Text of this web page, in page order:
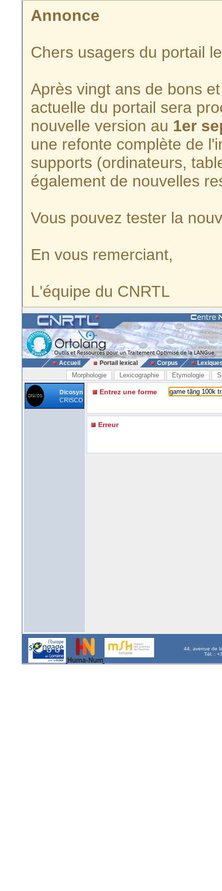
Annonce
Chers usagers du portail
Après vingt ans de bons
actuelle du portail sera
nouvelle version au 1er
une refonte complète de
supports (ordinateurs,
également de nouvelles
Vous pouvez tester la
En vous remerciant,
L'équipe du CNRTL
Accueil Portail lexical Corpus
Morphologie Lexicographie Etymologie
Dicosyn
CRISCO
Entrez une forme
Erreur
44, avenue de
Tél. :